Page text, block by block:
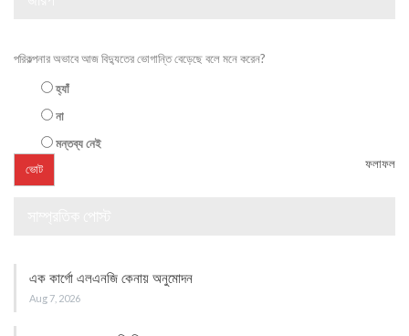
পরিকল্পনার অভাবে আজ বিদ্যুতের ভোগান্তি বেড়েছে বলে মনে করেন?
হ্যাঁ
না
মন্তব্য নেই
ফলাফল
এক কার্গো এলএনজি কেনায় অনুমোদন
Aug 7, 2026